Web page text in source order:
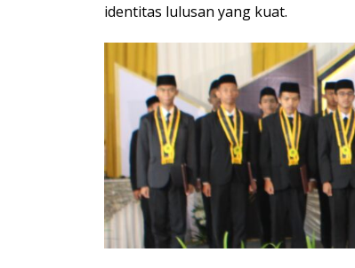
identitas lulusan yang kuat.